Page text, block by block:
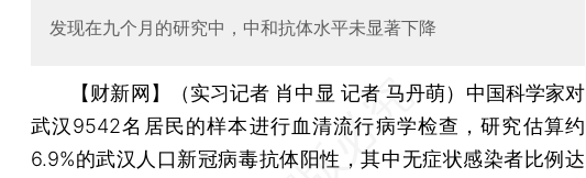
发现在九个月的研究中，中和抗体水平未显著下降
【财新网】（实习记者 肖中显 记者 马丹萌） 中国科学家对
武汉9542名居民的样本进行血清流行病学检查，研究估算约
6.9%的武汉人口新冠病毒抗体阳性，其中无症状感染者比例达